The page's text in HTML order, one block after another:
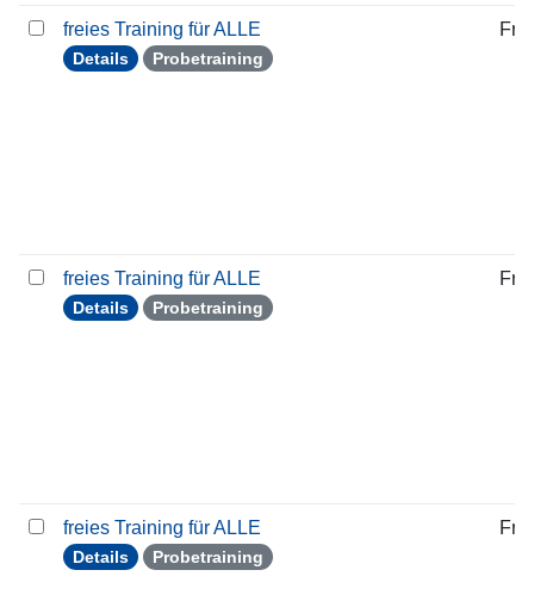
freies Training für ALLE
Details Probetraining
freies Training für ALLE
Details Probetraining
freies Training für ALLE
Details Probetraining